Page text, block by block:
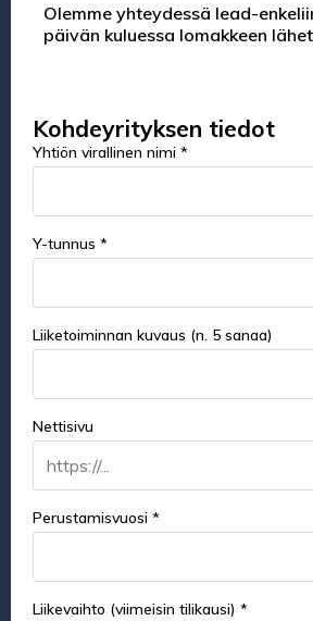
Olemme yhteydessä lead-
päivän kuluessa lomakkeen
Kohdeyrityksen tiedot
Yhtiön virallinen nimi *
Y-tunnus *
Liiketoiminnan kuvaus (n. 5 sanaa)
Nettisivu
Perustamisvuosi *
Liikevaihto (viimeisin tilikausi) *